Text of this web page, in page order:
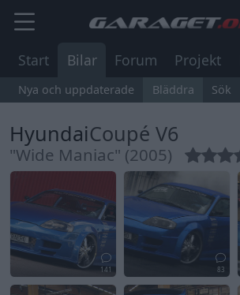
Start Bilar Forum Projekt
Nya och uppdaterade Bläddra Sök
HyundaiCoupé V6
"Wide Maniac" (2005)
141 83